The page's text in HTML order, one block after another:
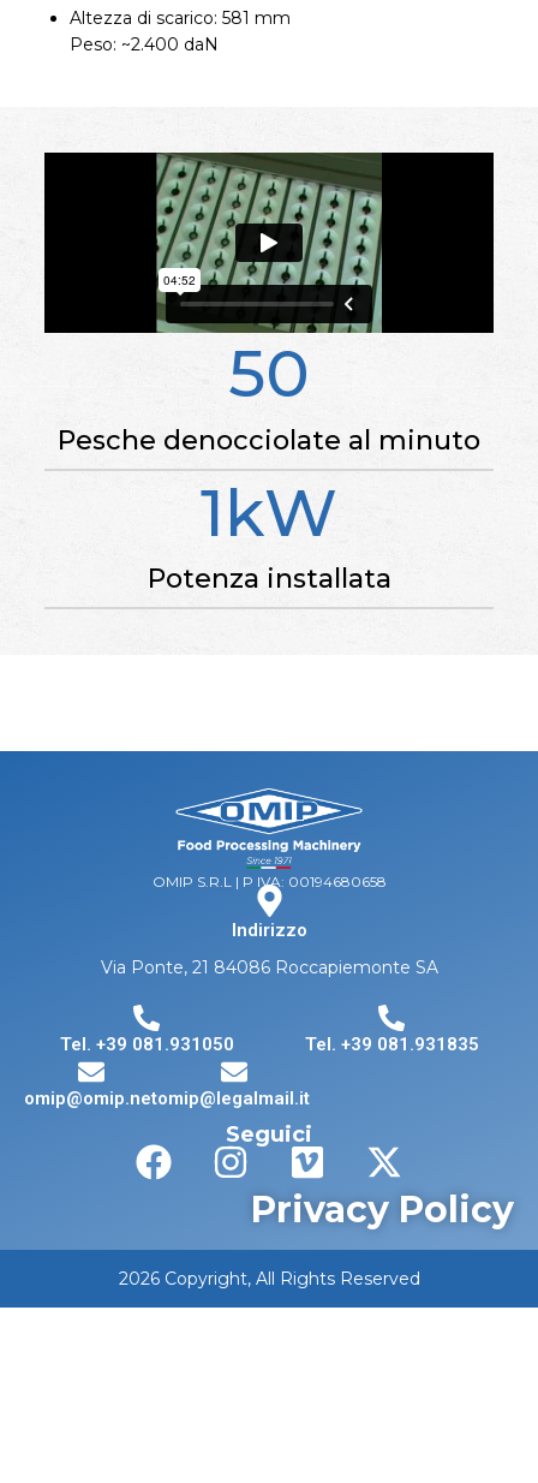
Altezza di scarico: 581 mm
Peso: ~2.400 daN
50
Pesche denocciolate al minuto
1kW
Potenza installata
OMIP S.R.L | P IVA: 00194680658
Indirizzo
Via Ponte, 21 84086 Roccapiemonte SA
Tel. +39 081.931050 Tel. +39 081.931835
omip@omip.netomip@legalmail.it
Seguici
Privacy Policy
2026 Copyright, All Rights Reserved